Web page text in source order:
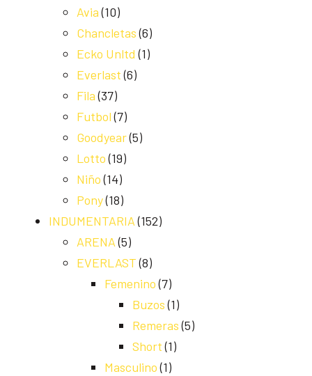
Avia (10)
Chancletas (6)
Ecko Unltd (1)
Everlast (6)
Fila (37)
Futbol (7)
Goodyear(5)
Lotto (19)
Niño (14)
Pony(18)
INDUMENTARIA (152)
ARENA (5)
EVERLAST (8)
Femenino (7)
Buzos (1)
Remeras (5)
Short (1)
Masculino (1)